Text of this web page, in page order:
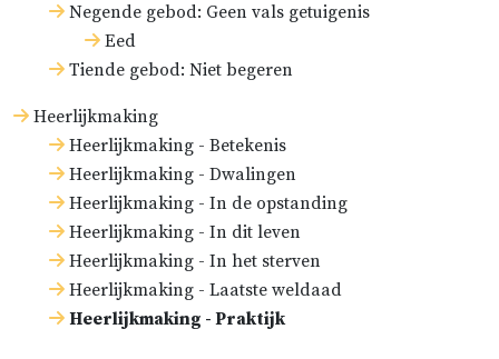
Negende gebod: Geen vals getuigenis
Eed
Tiende gebod: Niet begeren
Heerlijkmaking
Heerlijkmaking - Betekenis
Heerlijkmaking - Dwalingen
Heerlijkmaking - In de opstanding
Heerlijkmaking - In dit leven
Heerlijkmaking - In het sterven
Heerlijkmaking - Laatste weldaad
Heerlijkmaking - Praktijk